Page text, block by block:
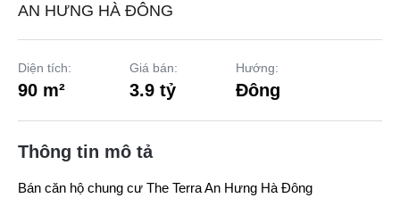
AN HƯNG HÀ ĐÔNG
Diện tích:
90 m²
Giá bán:
3.9 tỷ
Hướng:
Đông
Thông tin mô tả
Bán căn hộ chung cư The Terra An Hưng Hà Đông